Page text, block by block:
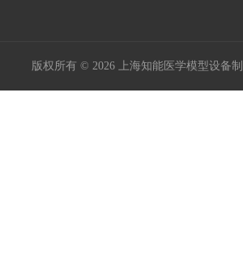
版权所有 © 2026 上海知能医学模型设